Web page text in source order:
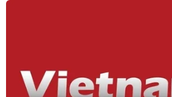
06/08/2026 03:34